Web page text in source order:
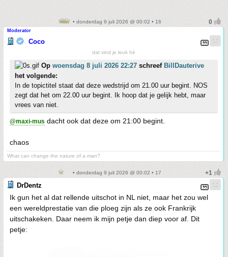
• donderdag 9 juli 2026 @ 00:02 • 16
Moderator
Coco
dat vind je leuk hè
Op woensdag 8 juli 2026 22:27 schreef BillDauterive
het volgende:
In de topictitel staat dat deze wedstrijd om 21.00 uur begint. NOS
zegt dat het om 22.00 uur begint. Ik hoop dat je gelijk hebt, maar
vrees van niet.
@maxi-mus dacht ook dat deze om 21:00 begint.
chaos
What can change the nature of a man?
• donderdag 9 juli 2026 @ 00:02 • 17
DrDentz
Ik gun het al dat rellende uitschot in NL niet, maar het zou wel
een wereldprestatie van die ploeg zijn als ze ook Frankrijk
uitschakeken. Daar neem ik mijn petje dan diep voor af. Dit
petje: